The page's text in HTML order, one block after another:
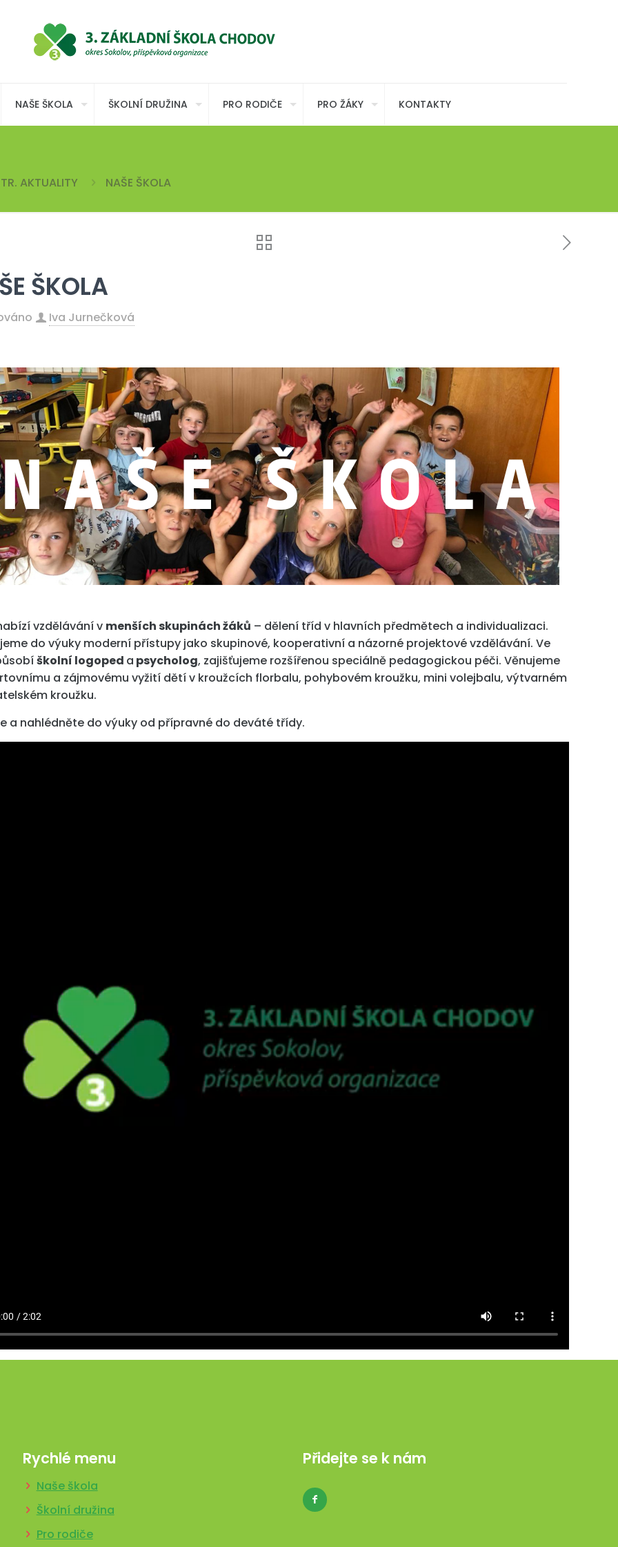
NAŠE ŠKOLA ŠKOLNÍ DRUŽINA PRO RODIČE PRO ŽÁKY KONTAKTY
AKTUALITY NAŠE ŠKOLA
ŠKOLA
Iva Jurnečková
vzdělávání v menších skupinách žáků – dělení tříd v hlavních předmětech a individualizaci.
do výuky moderní přístupy jako skupinové, kooperativní a názorné projektové vzdělávání. Ve
školní logoped a psycholog, zajišťujeme rozšířenou speciálně pedagogickou péči. Věnujeme
a zájmovému vyžití dětí v kroužcích florbalu, pohybovém kroužku, mini volejbalu, výtvarném
kroužku.
a nahlédněte do výuky od přípravné do deváté třídy.
Rychlé menu
Naše škola
Školní družina
Pro rodiče
Přidejte se k nám